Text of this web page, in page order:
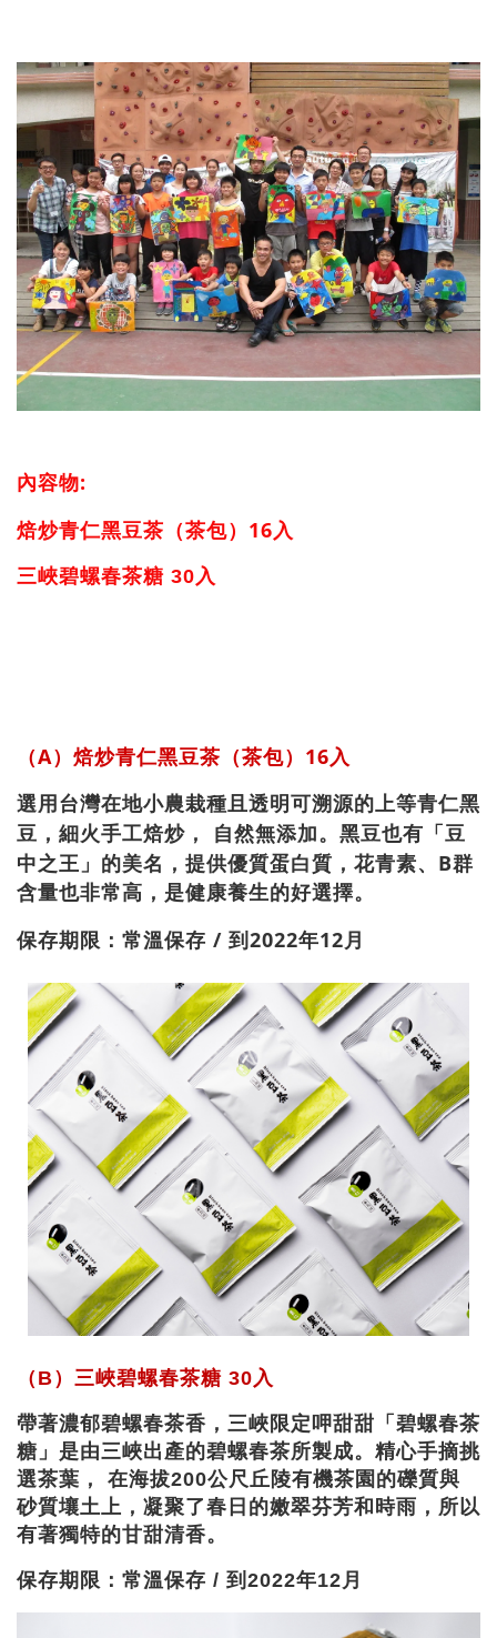
內容物:
焙炒青仁黑豆茶（茶包）16入
三峽碧螺春茶糖 30入
（A）焙炒青仁黑豆茶（茶包）16入
選用台灣在地小農栽種且透明可溯源的上等青仁黑
豆，細火手工焙炒， 自然無添加。黑豆也有「豆
中之王」的美名，提供優質蛋白質，花青素、B群
含量也非常高，是健康養生的好選擇。
保存期限：常溫保存 / 到2022年12月
（B）三峽碧螺春茶糖 30入
帶著濃郁碧螺春茶香，三峽限定呷甜甜「碧螺春茶
糖」是由三峽出產的碧螺春茶所製成。精心手摘挑
選茶葉， 在海拔200公尺丘陵有機茶園的礫質與
砂質壤土上，凝聚了春日的嫩翠芬芳和時雨，所以
有著獨特的甘甜清香。
保存期限：常溫保存 / 到2022年12月